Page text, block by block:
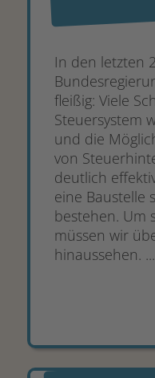
In den letzten
fleißig: Viele
Steuersystem
und die
von
deutlich
eine Baustelle
bestehen. Um
müssen wir
hinaussehen. ...